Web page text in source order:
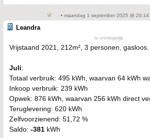
• maandag 1 september 2025 @ 20:14
Leandra
Is onmogelijk
Vrijstaand 2021, 212m², 3 personen, gasloos.
Juli:
Totaal verbruik: 495 kWh, waarvan 64 kWh
Inkoop verbruik: 239 kWh
Opwek: 876 kWh, waarvan 256 kWh direct
Teruglevering: 620 kWh
Zelfvoorzienend: 51,72 %
Saldo: -381 kWh